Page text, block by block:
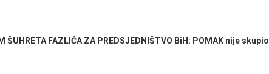
ŠUHRETA FAZLIĆA ZA PREDSJEDNIŠTVO BiH: POMAK nije skupio